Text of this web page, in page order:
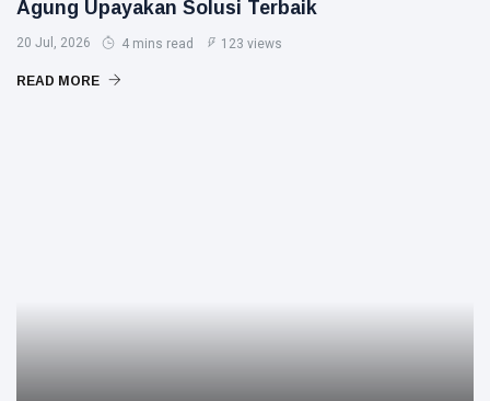
Agung Upayakan Solusi Terbaik
20 Jul, 2026 4 mins read 123 views
READ MORE